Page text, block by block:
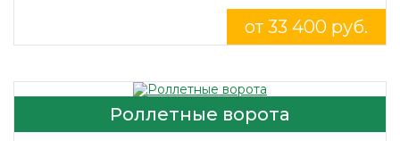
от 33 400 руб.
Роллетные ворота